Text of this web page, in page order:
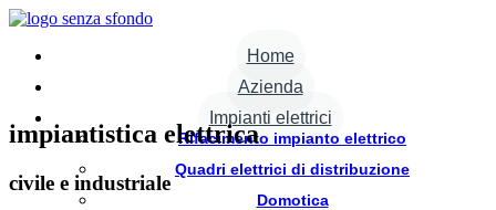
Home
Azienda
Impianti elettrici
Rifacimento impianto elettrico
Quadri elettrici di distribuzione
Domotica
impiantistica elettrica
civile e industriale